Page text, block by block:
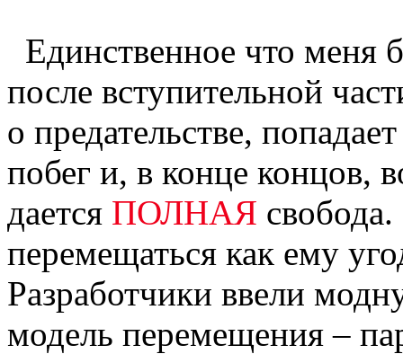
Единственное что меня
после вступительной
о предательстве,
побег и, в конце концов,
дается ПОЛНАЯ
перемещаться как ему
Разработчики ввели
модель перемещения –